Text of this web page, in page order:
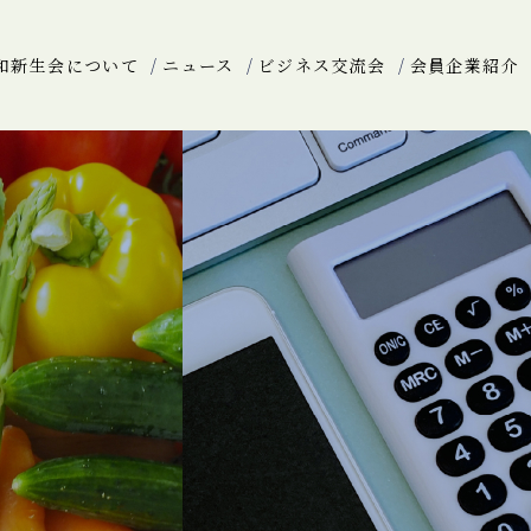
新生会について ニュース ビジネス交流会 会員企業紹介